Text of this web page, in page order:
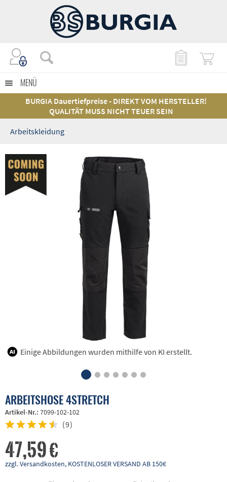
MENÜ
BURGIA Dauertiefpreise - DIREKT VOM HERSTELLER!
QUALITÄT MUSS NICHT TEUER SEIN
Arbeitskleidung
Einige Abbildungen wurden mithilfe von KI erstellt.
ARBEITSHOSE 4STRETCH
Artikel-Nr.: 7099-102-102
(9)
47,59 €
zzgl. Versandkosten, KOSTENLOSER VERSAND AB 150€